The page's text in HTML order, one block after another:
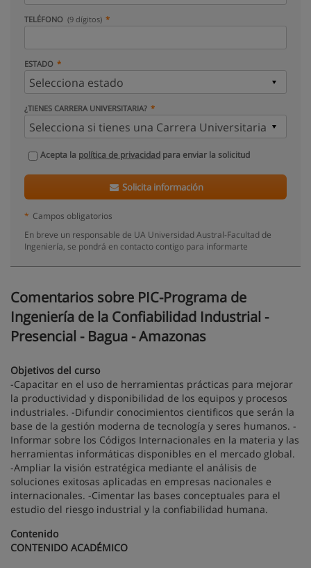
TELÉFONO (9 dígitos)
ESTADO
¿TIENES CARRERA UNIVERSITARIA?
Acepta la política de privacidad para enviar la solicitud
Solicita información
* Campos obligatorios
En breve un responsable de UA Universidad Austral-Facultad de
Ingeniería, se pondrá en contacto contigo para informarte
Comentarios sobre PIC-Programa de
Ingeniería de la Confiabilidad Industrial -
Presencial - Bagua - Amazonas
Objetivos del curso
-Capacitar en el uso de herramientas prácticas para mejorar
la productividad y disponibilidad de los equipos y procesos
industriales. -Difundir conocimientos cientificos que serán la
base de la gestión moderna de tecnología y seres humanos. -
Informar sobre los Códigos Internacionales en la materia y las
herramientas informáticas disponibles en el mercado global.
-Ampliar la visión estratégica mediante el análisis de
soluciones exitosas aplicadas en empresas nacionales e
internacionales. -Cimentar las bases conceptuales para el
estudio del riesgo industrial y la confiabilidad humana.
Contenido
CONTENIDO ACADÉMICO